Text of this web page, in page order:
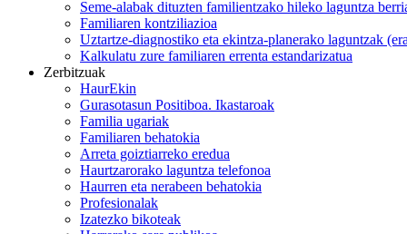
Seme-alabak dituzten familientzako hileko laguntza
Familiaren kontziliazioa
Uztartze-diagnostiko eta ekintza-planerako laguntzak
Kalkulatu zure familiaren errenta estandarizatua
Zerbitzuak
HaurEkin
Gurasotasun Positiboa. Ikastaroak
Familia ugariak
Familiaren behatokia
Arreta goiztiarreko eredua
Haurtzarorako laguntza telefonoa
Haurren eta nerabeen behatokia
Profesionalak
Izatezko bikoteak